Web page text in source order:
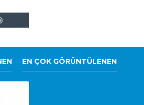
EN ÇOK GÖRÜNTÜLENEN